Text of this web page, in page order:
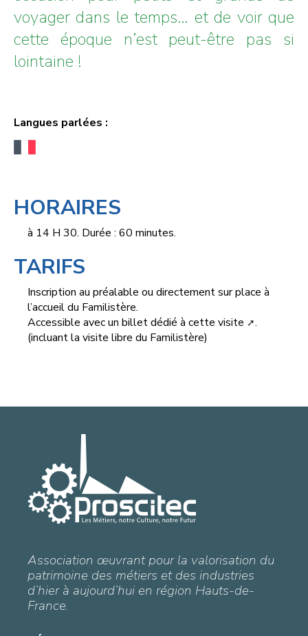
voyager dans le temps… et de voir que
cette époque n’est peut-être pas si
lointaine !
Langues parlées :
HORAIRES
à 14 H 30. Durée : 60 minutes.
TARIFS
Inscription au préalable ou directement sur place à
l’accueil du Familistère.
Accessible avec un billet dédié à cette visite
.
(incluant la visite libre du Familistère)
Association œuvrant pour la valorisation du
patrimoine des métiers et des industries
d’hier à aujourd’hui en région Hauts-de-
France.